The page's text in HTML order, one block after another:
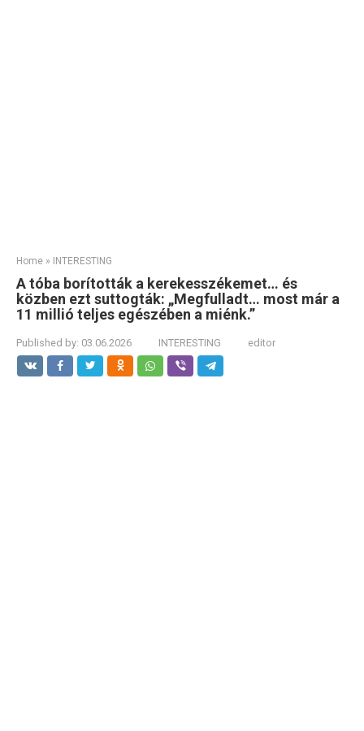
Home » INTERESTING
A tóba borították a kerekesszékemet… és
közben ezt suttogták: „Megfulladt… most már a
11 millió teljes egészében a miénk.”
Published by: 03.06.2026 INTERESTING editor